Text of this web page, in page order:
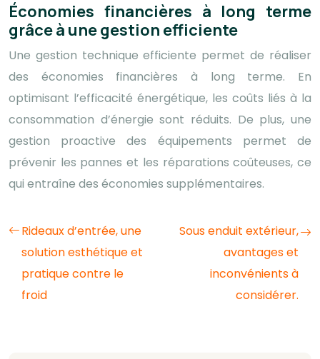
Économies financières à long terme
grâce à une gestion efficiente
Une gestion technique efficiente permet de réaliser
des économies financières à long terme. En
optimisant l’efficacité énergétique, les coûts liés à la
consommation d’énergie sont réduits. De plus, une
gestion proactive des équipements permet de
prévenir les pannes et les réparations coûteuses, ce
qui entraîne des économies supplémentaires.
Rideaux d’entrée, une
solution esthétique et
pratique contre le
froid
Sous enduit extérieur,
avantages et
inconvénients à
considérer.